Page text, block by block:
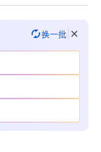
换一批